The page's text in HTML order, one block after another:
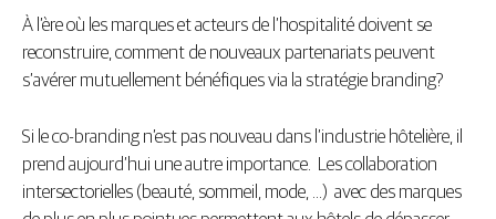
À l’ère où les marques et acteurs de l’hospitalité doivent se
reconstruire, comment de nouveaux partenariats peuvent
s’avérer mutuellement bénéfiques via la stratégie branding?
Si le co-branding n’est pas nouveau dans l’industrie hôtelière, il
prend aujourd’hui une autre importance. Les collaboration
intersectorielles (beauté, sommeil, mode, …) avec des marques